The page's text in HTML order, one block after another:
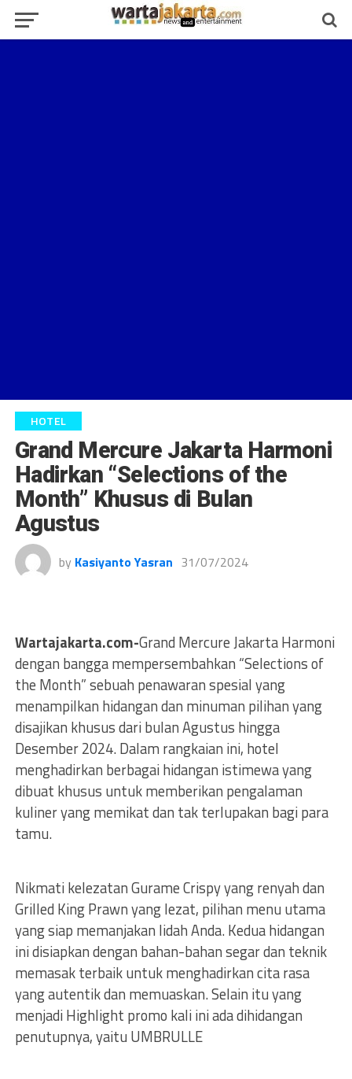
HOTEL
Grand Mercure Jakarta Harmoni
Hadirkan “Selections of the
Month” Khusus di Bulan
Agustus
by Kasiyanto Yasran 31/07/2024
Wartajakarta.com-Grand Mercure Jakarta Harmoni
dengan bangga mempersembahkan “Selections of
the Month” sebuah penawaran spesial yang
menampilkan hidangan dan minuman pilihan yang
disajikan khusus dari bulan Agustus hingga
Desember 2024. Dalam rangkaian ini, hotel
menghadirkan berbagai hidangan istimewa yang
dibuat khusus untuk memberikan pengalaman
kuliner yang memikat dan tak terlupakan bagi para
tamu.
Nikmati kelezatan Gurame Crispy yang renyah dan
Grilled King Prawn yang lezat, pilihan menu utama
yang siap memanjakan lidah Anda. Kedua hidangan
ini disiapkan dengan bahan-bahan segar dan teknik
memasak terbaik untuk menghadirkan cita rasa
yang autentik dan memuaskan. Selain itu yang
menjadi Highlight promo kali ini ada dihidangan
penutupnya, yaitu UMBRULLE